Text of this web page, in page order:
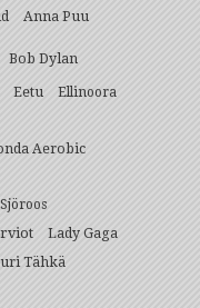
Anna Puu
Bob Dylan
Eetu
Ellinoora
Aerobic
Lady Gaga
Tähkä